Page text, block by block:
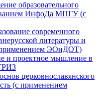
образовательного
ИнфоДа МПГУ (с
современного
литературы и
применением ЭОиДОТ)
и проектное мышление в
церковнославянского
(с применением